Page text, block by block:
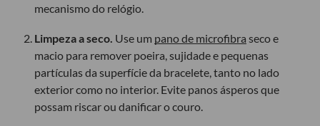
mecanismo do relógio.
Limpeza a seco. Use um pano de microfibra seco e
macio para remover poeira, sujidade e pequenas
partículas da superfície da bracelete, tanto no lado
exterior como no interior. Evite panos ásperos que
possam riscar ou danificar o couro.